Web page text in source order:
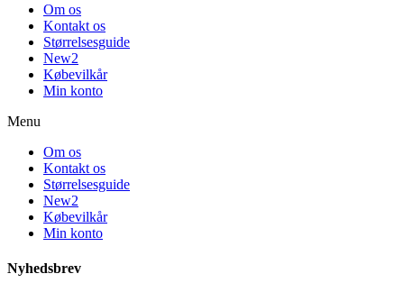
Om os
Kontakt os
Størrelsesguide
New2
Købevilkår
Min konto
Menu
Om os
Kontakt os
Størrelsesguide
New2
Købevilkår
Min konto
Nyhedsbrev